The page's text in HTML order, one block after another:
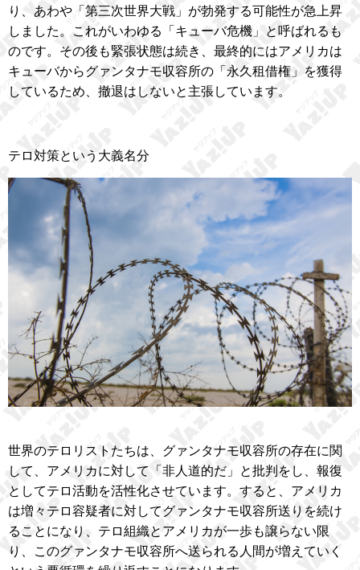
り、あわや「第三次世界大戦」が勃発する可能性が急上昇
しました。これがいわゆる「キューバ危機」と呼ばれるも
のです。その後も緊張状態は続き、最終的にはアメリカは
キューバからグァンタナモ収容所の「永久租借権」を獲得
しているため、撤退はしないと主張しています。
テロ対策という大義名分
世界のテロリストたちは、グァンタナモ収容所の存在に関
して、アメリカに対して「非人道的だ」と批判をし、報復
としてテロ活動を活性化させています。すると、アメリカ
は増々テロ容疑者に対してグァンタナモ収容所送りを続け
ることになり、テロ組織とアメリカが一歩も譲らない限
り、このグァンタナモ収容所へ送られる人間が増えていく